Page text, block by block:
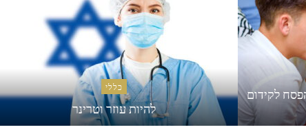
לקידום
כללי
להיות עוזר וטרינר